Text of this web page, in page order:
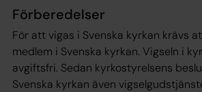
Förberedelser
För att vigas i Svenska kyrkan krävs
medlem i Svenska kyrkan. Vigseln i
avgiftsfri. Sedan kyrkostyrelsens
Svenska kyrkan även